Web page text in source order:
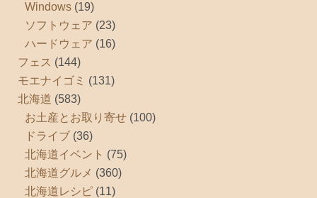
Windows (19)
ソフトウェア (23)
ハードウェア (16)
フェス (144)
モエナイゴミ (131)
北海道 (583)
お土産とお取り寄せ (100)
ドライブ (36)
北海道イベント (75)
北海道グルメ (360)
北海道レシピ (11)